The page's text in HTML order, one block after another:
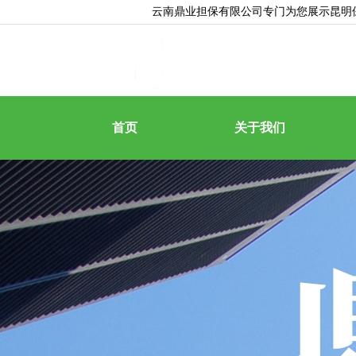
云南鼎业担保有限公司专门为您展示昆明
首页 关于我们